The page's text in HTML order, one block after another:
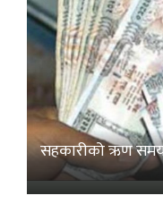
सहकारीको ऋण